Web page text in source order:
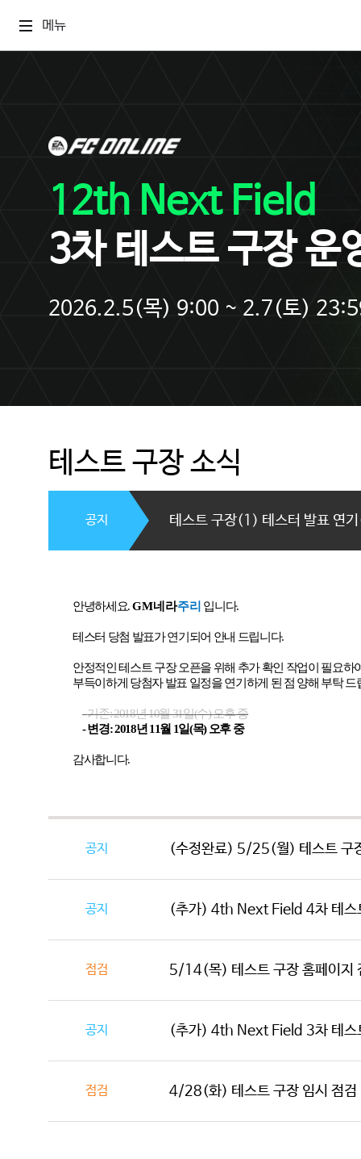
메뉴
12th Next Field
3차 테스트 구장 운
2026.2.5(목) 9:00 ~ 2.7(토)
테스트 구장 소식
테스트 구장(1) 테스터 발표 연
공지
안녕하세요.GM네라주리 입니다.
테스터 당첨 발표가 연기되어 안내 드립니다.
안정적인 테스트 구장 오픈을 위해 추가 확인 작업이 필요하
부득이하게 당첨자 발표 일정을 연기하게 된 점 양해 부탁 드
-기존: 2018년10월31일(수)오후 중
-변경: 2018년 11월 1일(목) 오후 중
감사합니다.
공지 (수정완료) 5/25(월) 테스트 구
공지 (추가) 4th Next Field 4차 테스
점검 5/14(목) 테스트 구장 홈페이
공지 (추가) 4th Next Field 3차 테스
점검 4/28(화) 테스트 구장 임시 점